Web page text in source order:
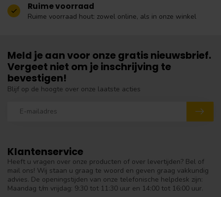
Ruime voorraad
Ruime voorraad hout: zowel online, als in onze winkel
Klantenservice
Heeft u vragen over onze producten of over levertijden? Bel of
mail ons! Wij staan u graag te woord en geven graag vakkundig
advies. De openingstijden van onze telefonische helpdesk zijn:
Maandag t/m vrijdag: 9:30 tot 11:30 uur en 14:00 tot 16:00 uur.
Meld je aan voor onze gratis nieuwsbrief.
Vergeet niet om je inschrijving te
bevestigen!
Blijf op de hoogte over onze laatste acties